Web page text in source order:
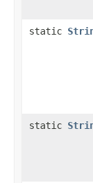
static
static